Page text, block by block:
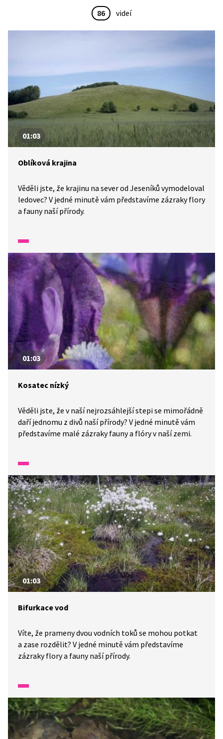
86 videí
01:03
Oblíková krajina
Věděli jste, že krajinu na sever od Jeseníků vymodeloval
ledovec? V jedné minutě vám představíme zázraky flory
a fauny naší přírody.
01:03
Kosatec nízký
Věděli jste, že v naší nejrozsáhlejší stepi se mimořádně
daří jednomu z divů naší přírody? V jedné minutě vám
představíme malé zázraky fauny a flóry v naší zemi.
01:03
Bifurkace vod
Víte, že prameny dvou vodních toků se mohou potkat
a zase rozdělit? V jedné minutě vám představíme
zázraky flory a fauny naší přírody.